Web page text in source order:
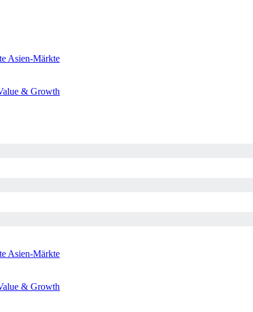
Asien-Märkte
& Growth
Asien-Märkte
& Growth